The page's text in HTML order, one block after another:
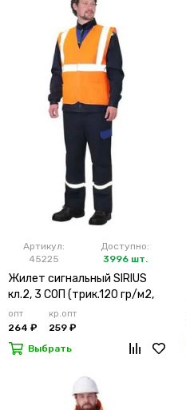
Артикул:
45225
Доступно:
3996 шт.
Жилет сигнальный SIRIUS
кл.2, 3 СОП (трик.120 гр/м2,
карманы) оранжевый
опт
264 ₽
кр.опт
259 ₽
Выбрать